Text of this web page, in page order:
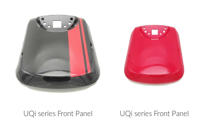
UQi series Front Panel
UQi series Front Panel